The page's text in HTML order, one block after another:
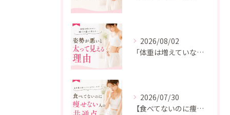
2026/08/02
「体重は増えていないのに、なんだか太って見える…」
2026/07/30
【食べてないのに痩せない人の共通点】